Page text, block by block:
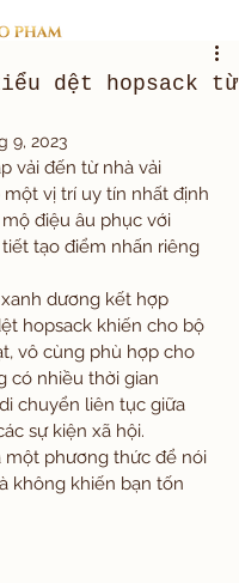
dệt hopsack từ
9, 2023
vải đến từ nhà vải
một vị trí uy tín nhất định
điệu âu phục với
tạo điểm nhấn riêng
dương kết hợp
hopsack khiến cho bộ
vô cùng phù hợp cho
có nhiều thời gian
chuyển liên tục giữa
sự kiện xã hội.
một phương thức để nói
không khiến bạn tốn